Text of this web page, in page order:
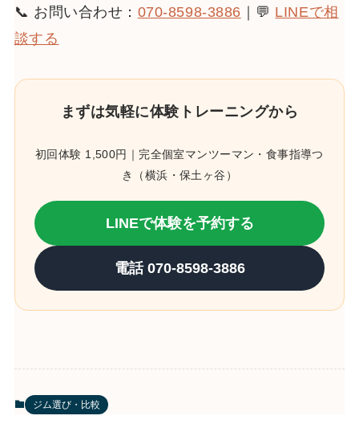
📞 お問い合わせ： 070-8598-3886 ｜💬 LINEで相
談する
まずは気軽に体験トレーニングから
初回体験 1,500円｜完全個室マンツーマン・食事指導つ
き（横浜・保土ヶ谷）
LINEで体験を予約する
電話 070-8598-3886
ジム選び・比較